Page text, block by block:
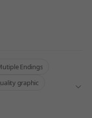
Endings
graphic